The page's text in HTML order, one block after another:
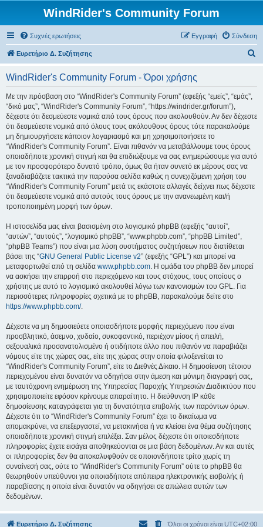
WindRider's Community Forum
Συχνές ερωτήσεις Σύνδεση
Εγγραφή
Ευρετήριο Δ. Συζήτησης
WindRider's Community Forum - Όροι χρήσης
Με την πρόσβαση στο “WindRider's Community Forum” (εφεξής “εμείς”, “εμάς”,
“δικό μας”, “WindRider's Community Forum”, “https://windrider.gr/forum”),
δέχεστε ότι δεσμεύεστε νομικά από τους όρους που ακολουθούν. Αν δεν δέχεστε
ότι δεσμεύεστε νομικά από όλους τους ακόλουθους όρους τότε παρακαλούμε
μη δημιουργήσετε κάποιον λογαριασμό και μη χρησιμοποιήσετε το
“WindRider's Community Forum”. Είναι πιθανόν να μεταβάλλουμε τους όρους
οποιαδήποτε χρονική στιγμή και θα επιδιώξουμε να σας ενημερώσουμε για αυτό
με τον προσφορότερο δυνατό τρόπο, όμως θα ήταν συνετό εκ μέρους σας να
ξαναδιαβάζετε τακτικά την παρούσα σελίδα καθώς η συνεχιζόμενη χρήση του
“WindRider's Community Forum” μετά τις εκάστοτε αλλαγές δείχνει πως δέχεστε
ότι δεσμεύεστε νομικά από αυτούς τους όρους με την ανανεωμένη και/ή
τροποποιημένη μορφή των όρων.
Η ιστοσελίδα μας είναι βασισμένη στο λογισμικό phpBB (εφεξής “αυτοί”,
“αυτών”, “αυτούς”, “λογισμικό phpBB”, “www.phpbb.com”, “phpBB Limited”,
“phpBB Teams”) που είναι μια λύση συστήματος συζητήσεων που διατίθεται
βάσει της “GNU General Public License v2” (εφεξής “GPL”) και μπορεί να
μεταφορτωθεί από τη σελίδα www.phpbb.com. Η ομάδα του phpBB δεν μπορεί
να ασκήσει την επιρροή στο περιεχόμενο και τους στόχους, τους οποίους ο
χρήστης με αυτό το λογισμικό ακολουθεί λόγω των κανονισμών του GPL. Για
περισσότερες πληροφορίες σχετικά με το phpBB, παρακαλούμε δείτε στο
https://www.phpbb.com/.
Δέχεστε να μη δημοσιεύετε οποιασδήποτε μορφής περιεχόμενο που είναι
προσβλητικό, άσεμνο, χυδαίο, συκοφαντικό, περιέχον μίσος ή απειλή,
σεξουαλικά προσανατολισμένο ή οτιδήποτε άλλο που πιθανόν να παραβιάζει
νόμους είτε της χώρας σας, είτε της χώρας στην οποία φιλοξενείται το
“WindRider's Community Forum”, είτε το Διεθνές Δίκαιο. Η δημοσίευση τέτοιου
περιεχομένου είναι δυνατόν να οδηγήσει στην άμεση και μόνιμη διαγραφή σας,
με ταυτόχρονη ενημέρωση της Υπηρεσίας Παροχής Υπηρεσιών Διαδικτύου που
χρησιμοποιείτε εφόσον κρίνουμε απαραίτητο. Η διεύθυνση IP κάθε
δημοσίευσης καταγράφεται για τη δυνατότητα επιβολής των παρόντων όρων.
Δέχεστε ότι το “WindRider's Community Forum” έχει το δικαίωμα να
απομακρύνει, να επεξεργαστεί, να μετακινήσει ή να κλείσει ένα θέμα συζήτησης
οποιαδήποτε χρονική στιγμή επιλέξει. Σαν μέλος δέχεστε ότι οποιεσδήποτε
πληροφορίες έχετε εισάγει αποθηκεύονται σε μια βάση δεδομένων. Αν και αυτές
οι πληροφορίες δεν θα αποκαλυφθούν σε οποιονδήποτε τρίτο χωρίς τη
συναίνεσή σας, ούτε το “WindRider's Community Forum” ούτε το phpBB θα
θεωρηθούν υπεύθυνοι για οποιαδήποτε απόπειρα ηλεκτρονικής εισβολής ή
παραβίασης η οποία είναι δυνατόν να οδηγήσει σε απώλεια αυτών των
δεδομένων.
Ευρετήριο Δ. Συζήτησης Όλοι οι χρόνοι είναι UTC+02:00